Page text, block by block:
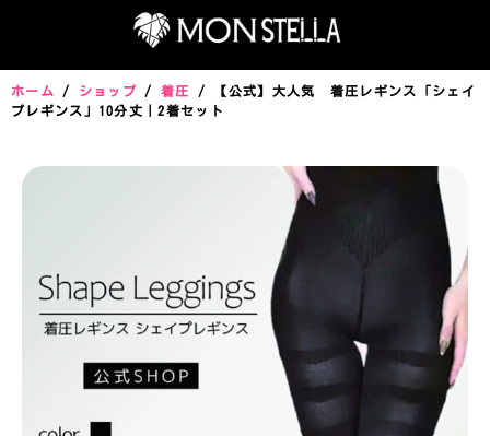
ホーム / ショップ / 着圧
/ 【公式】大人気 着圧レギンス「シェイ
プレギンス」10分丈｜2着セット